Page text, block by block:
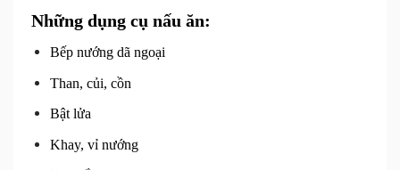
Những dụng cụ nấu ăn:
Bếp nướng dã ngoại
Than, củi, cồn
Bật lửa
Khay, vỉ nướng